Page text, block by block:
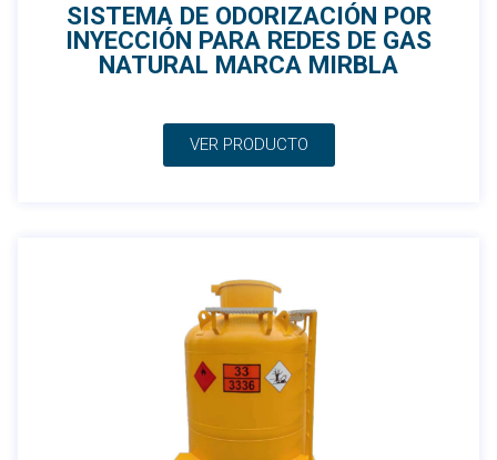
SISTEMA DE ODORIZACIÓN POR
INYECCIÓN PARA REDES DE GAS
NATURAL MARCA MIRBLA
VER PRODUCTO